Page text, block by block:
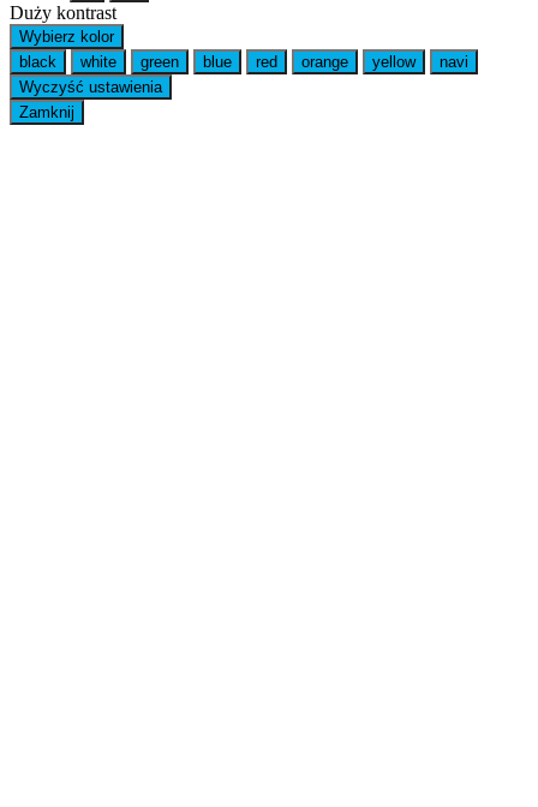
Duży kontrast
Wybierz kolor
black
white green blue red orange yellow
navi
Wyczyść ustawienia
Zamknij